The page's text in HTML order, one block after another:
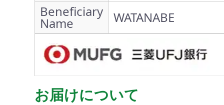
Beneficiary
Name WATANABE
お届けについて